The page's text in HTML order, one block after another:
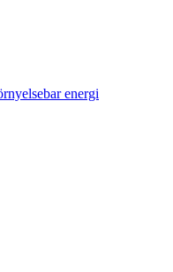
energi